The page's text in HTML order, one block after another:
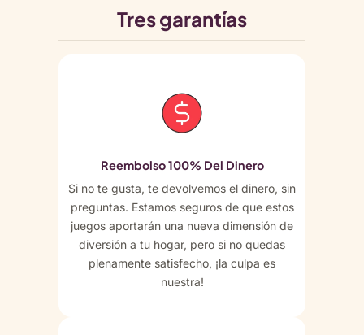
Tres garantías
Reembolso 100% Del Dinero
Si no te gusta, te devolvemos el dinero, sin
preguntas. Estamos seguros de que estos
juegos aportarán una nueva dimensión de
diversión a tu hogar, pero si no quedas
plenamente satisfecho, ¡la culpa es
nuestra!